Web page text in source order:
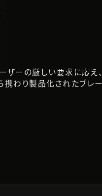
ーの厳しい要求に応え、
わり製品化されたブレー